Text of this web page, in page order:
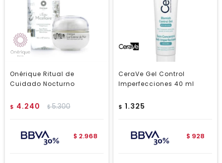
Onérique Ritual de
Cuidado Nocturno
$ 4.240 $5.300
$ 2.968
CeraVe Gel Control
Imperfecciones 40 ml
$ 1.325
$ 928